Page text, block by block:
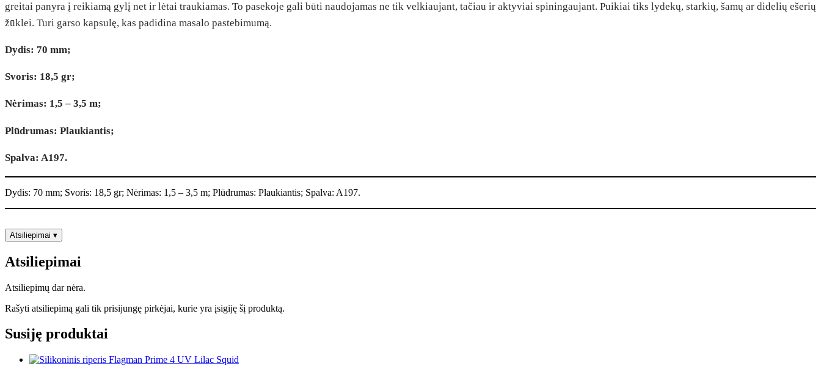
greitai panyra į reikiamą gylį net ir lėtai traukiamas. To pasekoje gali būti naudojamas ne tik velkiaujant, tačiau ir aktyviai spiningaujant. Puikiai tiks lydekų, starkių, šamų ar didelių ešerių
žūklei. Turi garso kapsulę, kas padidina masalo pastebimumą.
Dydis: 70 mm;
Svoris: 18,5 gr;
Nėrimas: 1,5 – 3,5 m;
Plūdrumas: Plaukiantis;
Spalva: A197.
Dydis: 70 mm; Svoris: 18,5 gr; Nėrimas: 1,5 – 3,5 m; Plūdrumas: Plaukiantis; Spalva: A197.
Atsiliepimai ▾
Atsiliepimai
Atsiliepimų dar nėra.
Rašyti atsiliepimą gali tik prisijungę pirkėjai, kurie yra įsigiję šį produktą.
Susiję produktai